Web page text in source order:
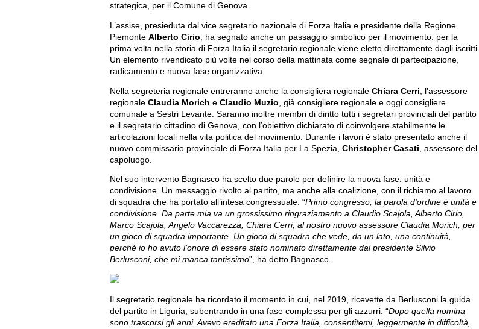
strategica, per il Comune di Genova.
L’assise, presieduta dal vice segretario nazionale di Forza Italia e presidente della Regione
Piemonte Alberto Cirio , ha segnato anche un passaggio simbolico per il movimento: per la
prima volta nella storia di Forza Italia il segretario regionale viene eletto direttamente dagli iscritti.
Un elemento rivendicato più volte nel corso della mattinata come segnale di partecipazione,
radicamento e nuova fase organizzativa.
Nella segreteria regionale entreranno anche la consigliera regionale Chiara Cerri , l’assessore
regionale Claudia Morich e Claudio Muzio , già consigliere regionale e oggi consigliere
comunale a Sestri Levante. Saranno inoltre membri di diritto tutti i segretari provinciali del partito
e il segretario cittadino di Genova, con l’obiettivo dichiarato di coinvolgere stabilmente le
articolazioni locali nella vita politica del movimento. Durante i lavori è stato presentato anche il
nuovo commissario provinciale di Forza Italia per La Spezia, Christopher Casati , assessore del
capoluogo.
Nel suo intervento Bagnasco ha scelto due parole per definire la nuova fase: unità e
condivisione. Un messaggio rivolto al partito, ma anche alla coalizione, con il richiamo al lavoro
di squadra che ha portato all’intesa congressuale. “Primo congresso, la parola d’ordine è unità e
condivisione. Da parte mia va un grossissimo ringraziamento a Claudio Scajola, Alberto Cirio,
Marco Scajola, Angelo Vaccarezza, Chiara Cerri, al nostro nuovo assessore Claudia Morich, per
un gioco di squadra importante. Un gioco di squadra che vede, da un lato, una continuità,
perché io ho avuto l’onore di essere stato nominato direttamente dal presidente Silvio
Berlusconi, che mi manca tantissimo”, ha detto Bagnasco.
Il segretario regionale ha ricordato il momento in cui, nel 2019, ricevette da Berlusconi la guida
del partito in Liguria, subentrando in una fase complessa per gli azzurri. “Dopo quella nomina
sono trascorsi gli anni. Avevo ereditato una Forza Italia, consentitemi, leggermente in difficoltà,